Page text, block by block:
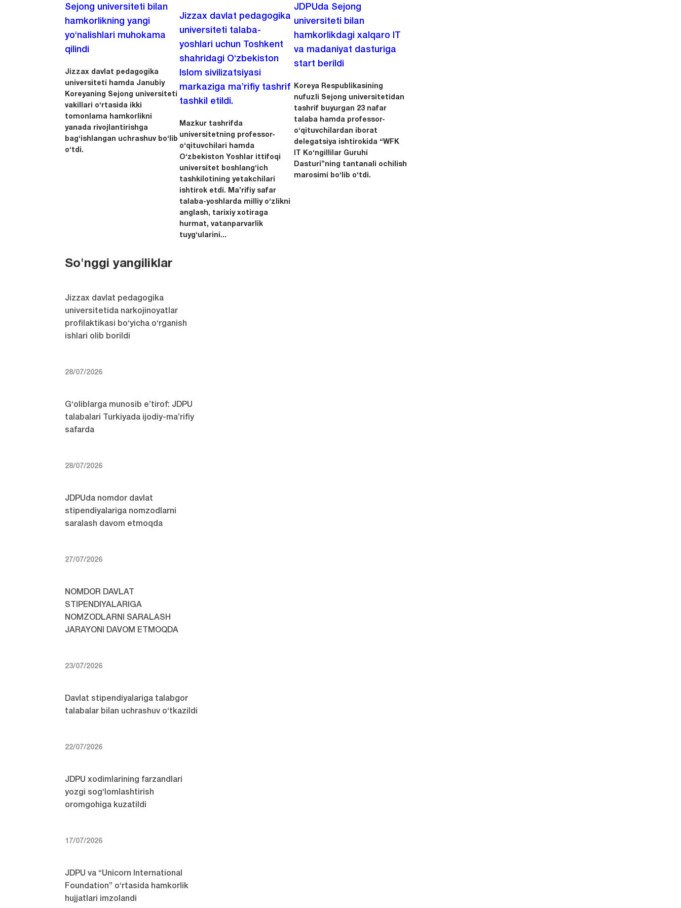
Sejong universiteti bilan
hamkorlikning yangi
yo‘nalishlari muhokama
qilindi
Jizzax davlat pedagogika
universiteti hamda Janubiy
Koreyaning Sejong universiteti
vakillari o‘rtasida ikki
tomonlama hamkorlikni
yanada rivojlantirishga
bag‘ishlangan uchrashuv bo‘lib
o‘tdi.
Jizzax davlat pedagogika
universiteti talaba-
yoshlari uchun Toshkent
shahridagi O‘zbekiston
Islom sivilizatsiyasi
markaziga ma’rifiy tashrif
tashkil etildi.
Mazkur tashrifda
universitetning professor-
o‘qituvchilari hamda
O‘zbekiston Yoshlar ittifoqi
universitet boshlang‘ich
tashkilotining yetakchilari
ishtirok etdi. Ma’rifiy safar
talaba-yoshlarda milliy o‘zlikni
anglash, tarixiy xotiraga
hurmat, vatanparvarlik
tuyg‘ularini...
JDPUda Sejong
universiteti bilan
hamkorlikdagi xalqaro IT
va madaniyat dasturiga
start berildi
Koreya Respublikasining
nufuzli Sejong universitetidan
tashrif buyurgan 23 nafar
talaba hamda professor-
o‘qituvchilardan iborat
delegatsiya ishtirokida “WFK
IT Ko‘ngillilar Guruhi
Dasturi”ning tantanali ochilish
marosimi bo‘lib o‘tdi.
So'nggi yangiliklar
Jizzax davlat pedagogika
universitetida narkojinoyatlar
profilaktikasi bo‘yicha o‘rganish
ishlari olib borildi
28/07/2026
G‘oliblarga munosib e’tirof: JDPU
talabalari Turkiyada ijodiy-ma’rifiy
safarda
28/07/2026
JDPUda nomdor davlat
stipendiyalariga nomzodlarni
saralash davom etmoqda
27/07/2026
NOMDOR DAVLAT
STIPENDIYALARIGA
NOMZODLARNI SARALASH
JARAYONI DAVOM ETMOQDA
23/07/2026
Davlat stipendiyalariga talabgor
talabalar bilan uchrashuv o‘tkazildi
22/07/2026
JDPU xodimlarining farzandlari
yozgi sog‘lomlashtirish
oromgohiga kuzatildi
17/07/2026
JDPU va “Unicorn International
Foundation” o‘rtasida hamkorlik
hujjatlari imzolandi